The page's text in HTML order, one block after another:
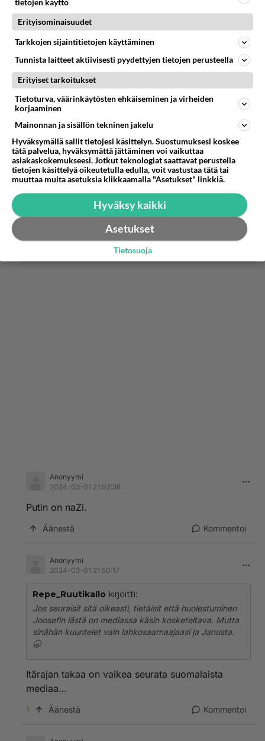
pedarilauma kehuu Bidenia ympäri vuorokauden,
suorastaan epätoivon vimmalla.
Äänestä Kommentoi
Repe_RuutikaIlo
2024-03-01 16:57:20
Anonyymi
Pitää paikkansa, suomen valtamedia ja narkkari/
pedarilauma kehuu Bidenia ympäri vuorokauden,
suorastaan epätoivon vimmalla.
Jos seuraisit sitä oikeasti, tietäisit että
huolestuminen Joosefin iästä on mediassa käsin
kosketeltava. Mutta sinähän kuuntelet vain
lahkosaarnaajaasi ja Janusta. 🥱
Anonyymi
2024-03-01 21:02:38
Putin on naZi.
Äänestä Kommentoi
Anonyymi
2024-03-01 21:50:17
Repe_RuutikaIlo kirjoitti:
Jos seuraisit sitä oikeasti, tietäisit että huolestuminen
Joosefin iästä on mediassa käsin kosketeltava. Mutta
sinähän kuuntelet vain lahkosaarnaajaasi ja Janusta.
🥱
Itärajan takaa on vaikea seurata suomalaista
mediaa…
1 Äänestä Kommentoi
tietojen käyttö
Erityisominaisuudet
Tarkkojen sijaintitietojen käyttäminen
Tunnista laitteet aktiivisesti pyydettyjen tietojen perusteella
Erityiset tarkoitukset
Tietoturva, väärinkäytösten ehkäiseminen ja virheiden
korjaaminen
Mainonnan ja sisällön tekninen jakelu
Hyväksymällä sallit tietojesi käsittelyn. Suostumuksesi koskee
tätä palvelua, hyväksymättä jättäminen voi vaikuttaa
asiakaskokemukseesi. Jotkut teknologiat saattavat perustella
tietojen käsittelyä oikeutetulla edulla, voit vastustaa tätä tai
muuttaa muita asetuksia klikkaamalla "Asetukset" linkkiä.
Hyväksy kaikki
Asetukset
Tietosuoja